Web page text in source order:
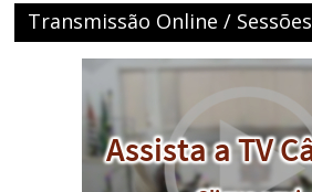
Transmissão Online / Sessões